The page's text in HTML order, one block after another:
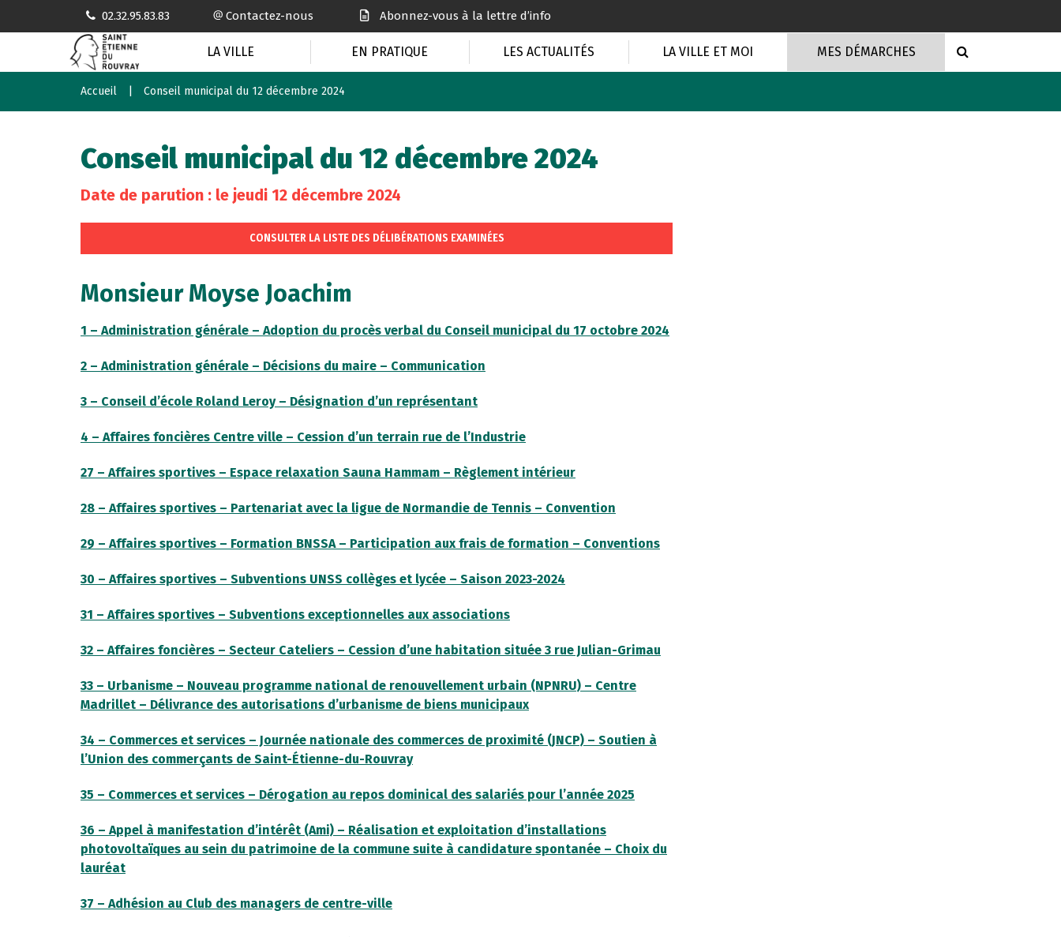
02.32.95.83.83 Contactez-nous Abonnez-vous à la lettre d’info
LA VILLE EN PRATIQUE LES ACTUALITÉS LA VILLE ET MOI MES DÉMARCHES
Accueil Conseil municipal du 12 décembre 2024
Conseil municipal du 12 décembre 2024
Date de parution : le jeudi 12 décembre 2024
CONSULTER LA LISTE DES DÉLIBÉRATIONS EXAMINÉES
Monsieur Moyse Joachim
1 – Administration générale – Adoption du procès verbal du Conseil municipal du 17 octobre 2024
2 – Administration générale – Décisions du maire – Communication
3 – Conseil d’école Roland Leroy – Désignation d’un représentant
4 – Affaires foncières Centre ville – Cession d’un terrain rue de l’Industrie
27 – Affaires sportives – Espace relaxation Sauna Hammam – Règlement intérieur
28 – Affaires sportives – Partenariat avec la ligue de Normandie de Tennis – Convention
29 – Affaires sportives – Formation BNSSA – Participation aux frais de formation – Conventions
30 – Affaires sportives – Subventions UNSS collèges et lycée – Saison 2023-2024
31 – Affaires sportives – Subventions exceptionnelles aux associations
32 – Affaires foncières – Secteur Cateliers – Cession d’une habitation située 3 rue Julian-Grimau
33 – Urbanisme – Nouveau programme national de renouvellement urbain (NPNRU) – Centre
Madrillet – Délivrance des autorisations d’urbanisme de biens municipaux
34 – Commerces et services – Journée nationale des commerces de proximité (JNCP) – Soutien à
l’Union des commerçants de Saint-Étienne-du-Rouvray
35 – Commerces et services – Dérogation au repos dominical des salariés pour l’année 2025
36 – Appel à manifestation d’intérêt (Ami) – Réalisation et exploitation d’installations
photovoltaïques au sein du patrimoine de la commune suite à candidature spontanée – Choix du
lauréat
37 – Adhésion au Club des managers de centre-ville